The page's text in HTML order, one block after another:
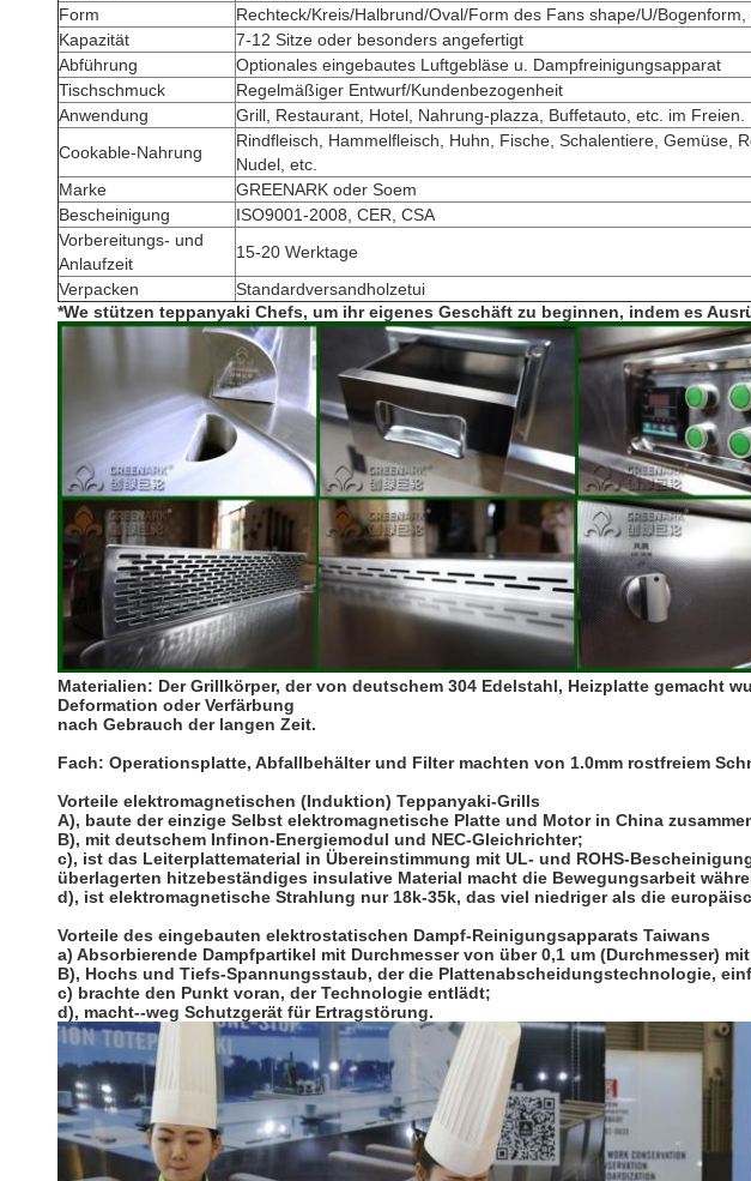
Form
Rechteck/Kreis/Halbrund/Oval/Form des Fans shape/U/Bogenform,
Kapazität
7-12 Sitze oder besonders angefertigt
Abführung
Optionales eingebautes Luftgebläse u. Dampfreinigungsapparat
Tischschmuck
Regelmäßiger Entwurf/Kundenbezogenheit
Anwendung
Grill, Restaurant, Hotel, Nahrung-plazza, Buffetauto, etc. im Freien.
Cookable-Nahrung
Rindfleisch, Hammelfleisch, Huhn, Fische, Schalentiere, Gemüse,
Nudel, etc.
Marke
GREENARK oder Soem
Bescheinigung
ISO9001-2008, CER, CSA
Vorbereitungs- und
Anlaufzeit
15-20 Werktage
Verpacken
Standardversandholzetui
*We stützen teppanyaki Chefs, um ihr eigenes Geschäft zu beginnen, indem es
Materialien: Der Grillkörper, der von deutschem 304 Edelstahl, Heizplatte gemacht
Deformation oder Verfärbung
nach Gebrauch der langen Zeit.
Fach: Operationsplatte, Abfallbehälter und Filter machten von 1.0mm rostfreiem
Vorteile elektromagnetischen (Induktion) Teppanyaki-Grills
A), baute der einzige Selbst elektromagnetische Platte und Motor in China
B), mit deutschem Infinon-Energiemodul und NEC-Gleichrichter;
c), ist das Leiterplattematerial in Übereinstimmung mit UL- und ROHS-
überlagerten hitzebeständiges insulative Material macht die Bewegungsarbeit
d), ist elektromagnetische Strahlung nur 18k-35k, das viel niedriger als die
Vorteile des eingebauten elektrostatischen Dampf-Reinigungsapparats Taiwans
a) Absorbierende Dampfpartikel mit Durchmesser von über 0,1 um (Durchmesser)
B), Hochs und Tiefs-Spannungsstaub, der die Plattenabscheidungstechnologie,
c) brachte den Punkt voran, der Technologie entlädt;
d), macht--weg Schutzgerät für Ertragstörung.